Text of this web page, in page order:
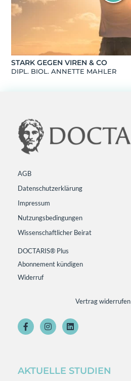
STARK GEGEN VIREN & CO
DIPL. BIOL. ANNETTE MAHLER
AGB
Datenschutzerklärung
Impressum
Nutzungsbedingungen
Wissenschaftlicher Beirat
DOCTARIS® Plus
Abonnement kündigen
Widerruf
Vertrag widerrufen
AKTUELLE STUDIEN